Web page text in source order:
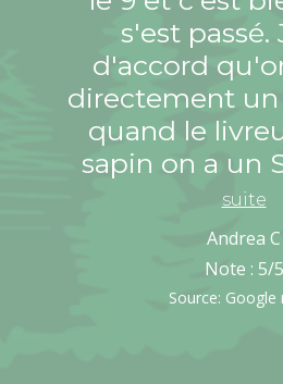
s'est passé.
d'accord
directement
quand le
sapin on a un
suite
Andrea C
Note : 5/5
Source: Google